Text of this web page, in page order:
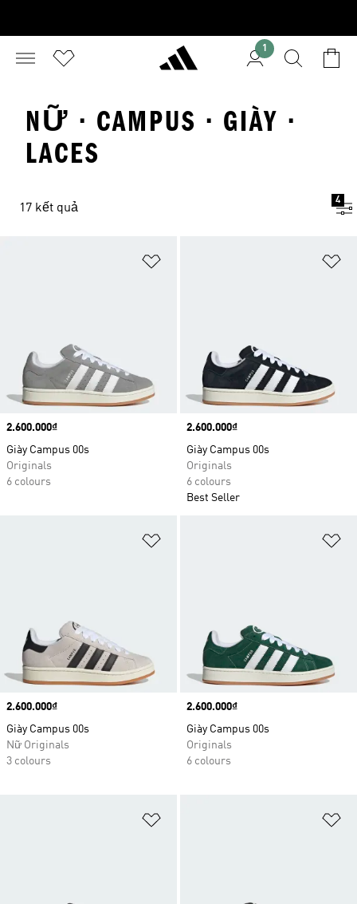
1
NỮ · CAMPUS · GIÀY ·
LACES
17 kết quả
4
Price
2.600.000₫
Giày Campus 00s
Originals
6 colours
Price
2.600.000₫
Giày Campus 00s
Originals
6 colours
Best Seller
Price
2.600.000₫
Giày Campus 00s
Nữ Originals
3 colours
Price
2.600.000₫
Giày Campus 00s
Originals
6 colours